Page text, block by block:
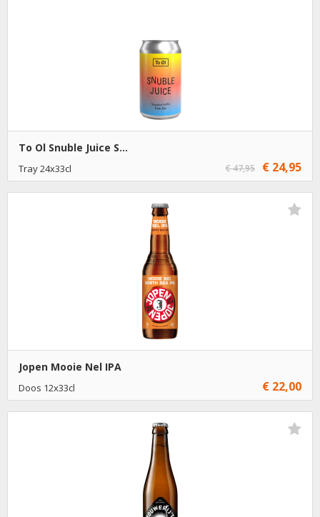
To Ol Snuble Juice S...
Tray 24x33cl € 47,95 € 24,95
Jopen Mooie Nel IPA
Doos 12x33cl € 22,00